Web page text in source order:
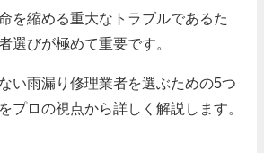
を縮める重大なトラブルであるた
選びが極めて重要です。
い雨漏り修理業者を選ぶための5つ
プロの視点から詳しく解説します。